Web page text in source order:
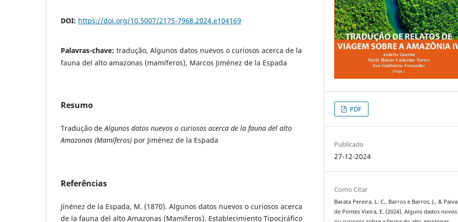
DOI: https://doi.org/10.5007/2175-7968.2024.e104169
Palavras-chave: tradução, Algunos datos nuevos o curiosos acerca de la
fauna del alto amazonas (mamíferos), Marcos Jiménez de la Espada
Resumo
Tradução deAlgunos datos nuevos o curiosos acerca de la fauna del alto
Amazonas (Mamíferos) por Jiménez de la Espada
Referências
Jinénez de la Espada, M. (1870). Algunos datos nuevos o curiosos acerca
de la fauna del alto Amazonas (Mamíferos). Establecimiento Tipocjráfico
PDF
Publicado
27-12-2024
Como Citar
Barata Pereira, L. C., Barros e Barros, J., & Paiva
de Pontes Vieira, E. (2024). Alguns dados novos